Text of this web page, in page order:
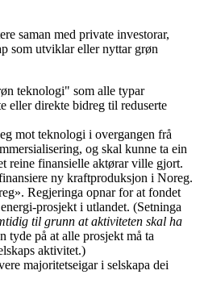
saman med private investorar,
som utviklar eller nyttar grøn
teknologi" som alle typar
eller direkte bidreg til reduserte
mot teknologi i overgangen frå
og skal kunne ta ein
reine finansielle aktørar ville gjort.
ny kraftproduksjon i Noreg.
Regjeringa opnar for at fondet
prosjekt i utlandet. (Setninga
til grunn at aktiviteten skal ha
tyde på at alle prosjekt må ta
aktivitet.)
majoritetseigar i selskapa dei